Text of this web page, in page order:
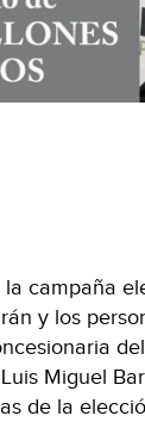
campaña
y los
Miguel
de la